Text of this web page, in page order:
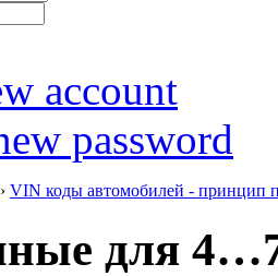
account
password
› VIN коды автомобилей - принцип
для